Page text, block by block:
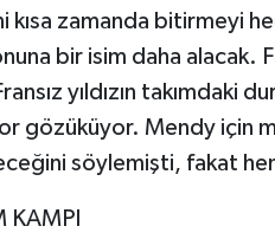
kısa zamanda bitirmeyi
bir isim daha alacak.
yıldızın
gözüküyor. Mendy için
söylemişti, fakat
KAMPI